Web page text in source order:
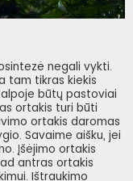
negali vykti.
tam tikras kiekis
būtų pastoviai
ortakis turi būti
ortakis daromas
Savaime aišku, jei
Įšėjimo ortakis
antras ortakis
Ištraukimo